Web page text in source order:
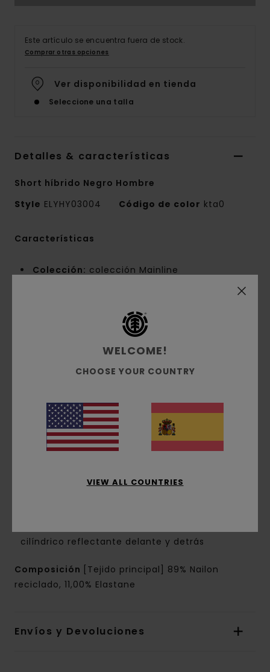
Este artículo se encuentra fuera de stock.
Comprar otras opciones
Ver disponibilidad en tienda
Seleccione una talla
Detalles & características
Short híbrido Negro Hombre
Style ELYHY03004 Código de color kta0
Características
Colección: colección Mainline
Conscious by Nature:Nailon reciclado
ajuste relajado
Cintura elástica
Forma de la pierna:pierna holgada
Abertura de la pierna:
Abertura de la pierna
36 cm
Cierre:Cierre con cordón ajustable en la
cintura
Bolsillo trasero derecho de ojal con pespunte
cilíndrico reflectante delante y detrás
Composición
[Tejido principal] 89% Nailon
reciclado, 11,00% Elastane
Envíos y Devoluciones
WELCOME!
CHOOSE YOUR COUNTRY
VIEW ALL COUNTRIES